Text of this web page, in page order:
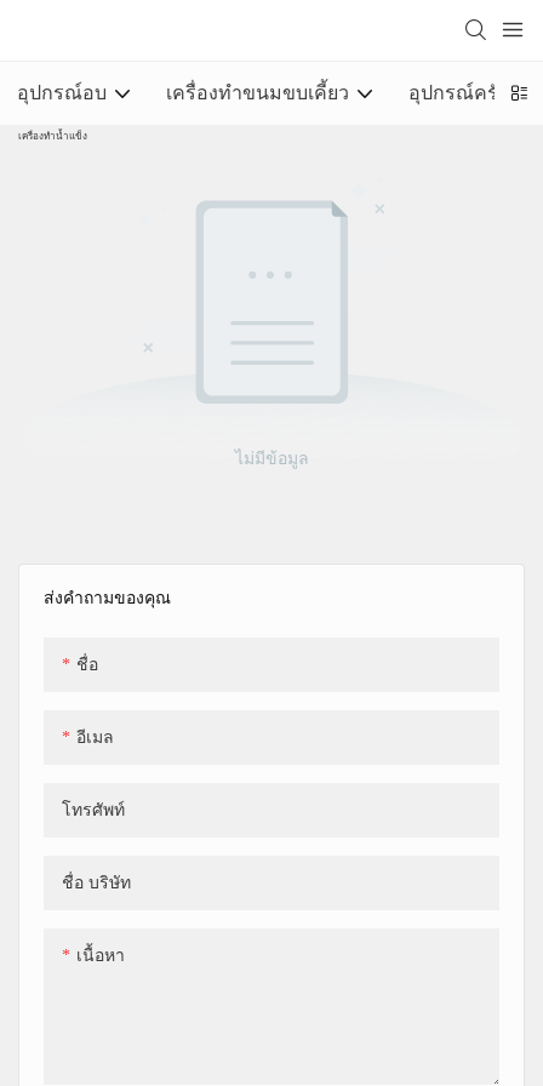
อุปกรณ์อบ เครื่องทำขนมขบเคี้ยว อุปกรณ์ครัวเชิ
เครื่องทำน้ำแข็ง
ส่งคำถามของคุณ
ชื่อ
อีเมล
โทรศัพท์
ชื่อ บริษัท
เนื้อหา
ไม่มีข้อมูล